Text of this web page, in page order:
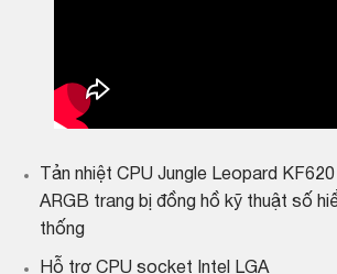
Tản nhiệt CPU Jungle Leopard KF620
ARGB trang bị đồng hồ kỹ thuật số
thống
Hỗ trợ CPU socket Intel LGA